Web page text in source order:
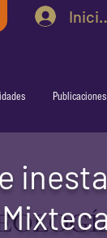
Publicaciones